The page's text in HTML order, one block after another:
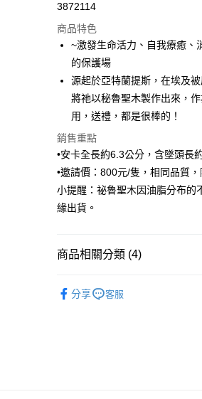
LINE Pay
Apple Pay
街口支付
悠遊付
ATM付款
運送方式
3872114
商品特色
~激發生命活力、自我療癒、
的保護場
源起於亞特蘭提斯，在埃及
將祂以秘魯聖木製作出來，
用，送禮，都是很棒的！
銷售重點
•安卡全長約6.3公分，含墜頭長
•邀請價：800元/隻，相同品質
小提醒：祕魯聖木因油脂分布的
緣出貨。
商品相關分類 (4)
分享 客服